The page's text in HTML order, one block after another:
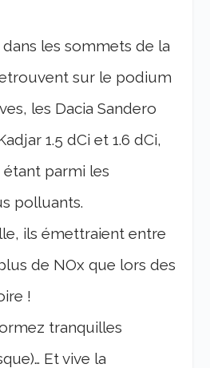
les sommets de la
sur le podium
les Dacia Sandero
1.5 dCi et 1.6 dCi,
parmi les
polluants.
ils émettraient entre
de NOx que lors des
!
tranquilles
Et vive la